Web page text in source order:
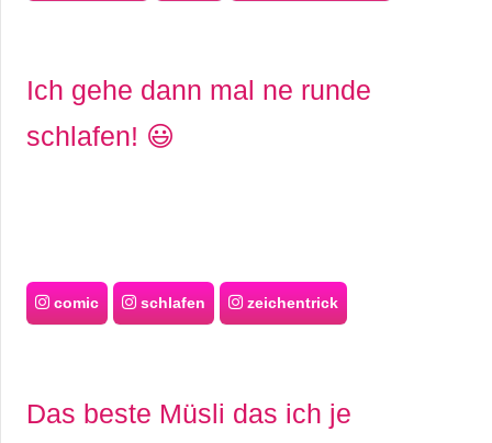
Ich gehe dann mal ne runde
schlafen! 😃
comic schlafen zeichentrick
Das beste Müsli das ich je